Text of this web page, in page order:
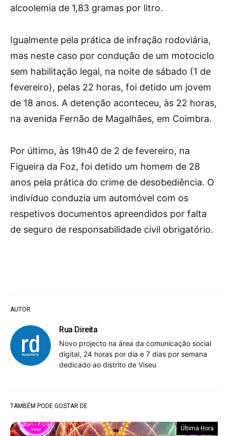
AUTOR
Rua Direita
Novo projecto na área da comunicação social
digital, 24 horas por dia e 7 dias por semana
dedicado ao distrito de Viseu
alcoolemia de 1,83 gramas por litro.
Igualmente pela prática de infração rodoviária,
mas neste caso por condução de um motociclo
sem habilitação legal, na noite de sábado (1 de
fevereiro), pelas 22 horas, foi detido um jovem
de 18 anos. A detenção aconteceu, às 22 horas,
na avenida Fernão de Magalhães, em Coimbra.
Por último, às 19h40 de 2 de fevereiro, na
Figueira da Foz, foi detido um homem de 28
anos pela prática do crime de desobediência. O
indivíduo conduzia um automóvel com os
respetivos documentos apreendidos por falta
de seguro de responsabilidade civil obrigatório.
TAMBÉM PODE GOSTAR DE
Última Hora